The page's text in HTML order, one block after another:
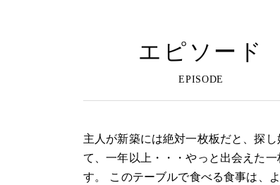
エピソード
主人が新築には絶対一枚板だと、探し
て、一年以上・・・やっと出会えた一
す。 このテーブルで食べる食事は、